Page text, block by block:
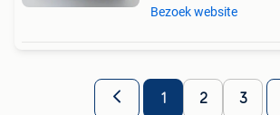
Bezoek website
1 2 3